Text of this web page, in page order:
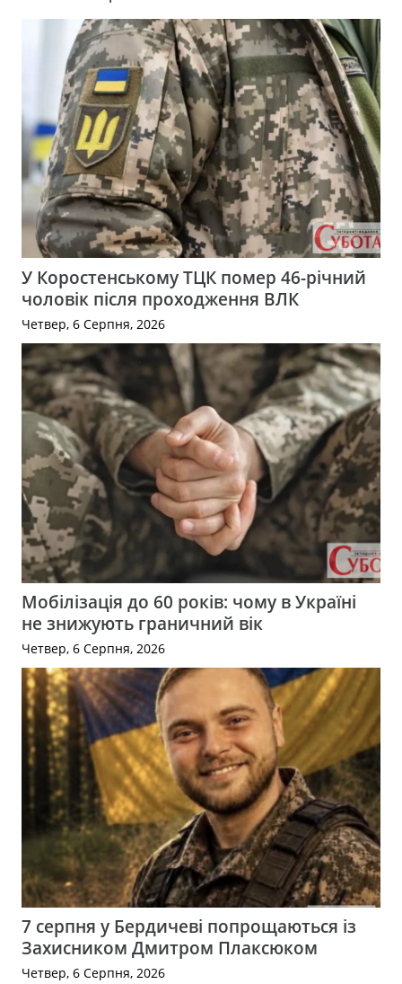
У Коростенському ТЦК помер 46-річний
чоловік після проходження ВЛК
Четвер, 6 Серпня, 2026
Мобілізація до 60 років: чому в Україні
не знижують граничний вік
Четвер, 6 Серпня, 2026
7 серпня у Бердичеві попрощаються із
Захисником Дмитром Плаксюком
Четвер, 6 Серпня, 2026